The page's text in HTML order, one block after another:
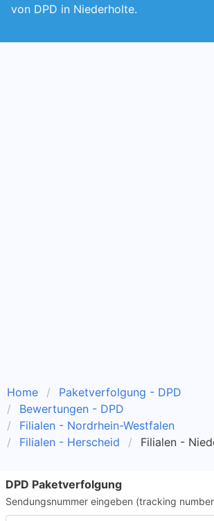
von DPD in Niederholte.
Home
Paketverfolgung - DPD
Bewertungen - DPD
Filialen - Nordrhein-Westfalen
Filialen - Herscheid
Filialen -
DPD Paketverfolgung
Sendungsnummer eingeben (tracking